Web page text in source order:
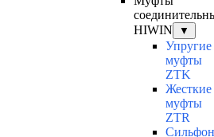
HIWIN
▼
Упругие
муфты
ZTK
Жесткие
муфты
ZTR